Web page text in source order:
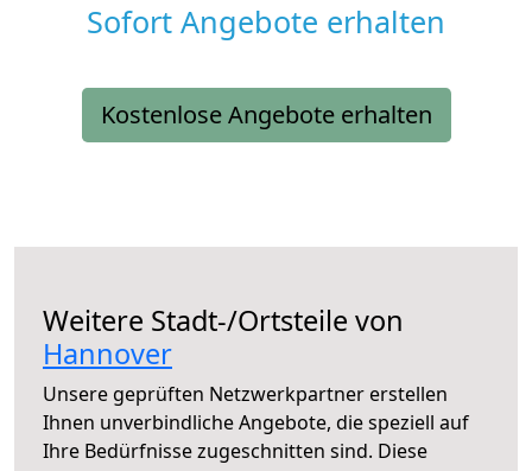
Sofort Angebote erhalten
Kostenlose Angebote erhalten
Weitere Stadt-/Ortsteile von
Hannover
Unsere geprüften Netzwerkpartner erstellen
Ihnen unverbindliche Angebote, die speziell auf
Ihre Bedürfnisse zugeschnitten sind. Diese